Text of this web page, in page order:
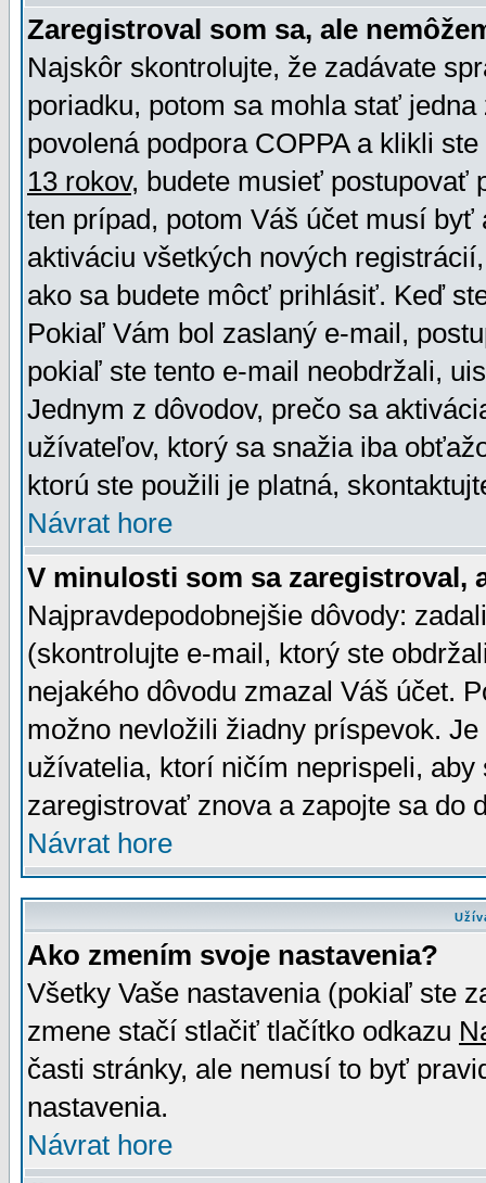
Zaregistroval som sa, ale
Najskôr skontrolujte, že zadávate
poriadku, potom sa mohla stať
povolená podpora COPPA a klikli
13 rokov, budete musieť postupovať
ten prípad, potom Váš účet musí
aktiváciu všetkých nových
ako sa budete môcť prihlásiť. Keď
Pokiaľ Vám bol zaslaný e-mail,
pokiaľ ste tento e-mail neobdržali,
Jednym z dôvodov, prečo sa
užívateľov, ktorý sa snažia iba
ktorú ste použili je platná,
Návrat hore
V minulosti som sa zaregistroval,
Najpravdepodobnejšie dôvody:
(skontrolujte e-mail, ktorý ste
nejakého dôvodu zmazal Váš účet.
možno nevložili žiadny príspevok.
užívatelia, ktorí ničím neprispeli,
zaregistrovať znova a zapojte sa do
Návrat hore
Ako zmením svoje nastavenia?
Všetky Vaše nastavenia (pokiaľ ste
zmene stačí stlačiť tlačítko odkazu
časti stránky, ale nemusí to byť
nastavenia.
Návrat hore